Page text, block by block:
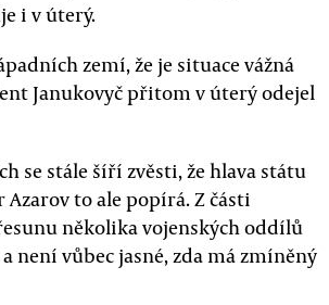
i v úterý.
zemí, že je situace vážná
Janukovyč přitom v úterý odejel
se stále šíří zvěsti, že hlava státu
to ale popírá. Z části
několika vojenských oddílů
není vůbec jasné, zda má zmíněný